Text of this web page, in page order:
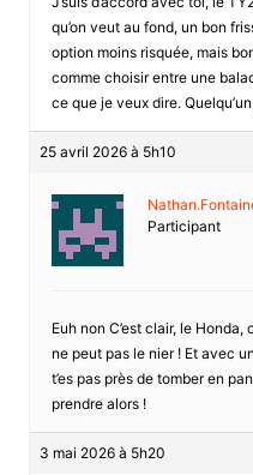
qu’on veut au fond, un bon
option moins risquée, mais
comme choisir entre une
ce que je veux dire.
25 avril 2026 à 5h10
Participant
Euh non C’est clair, le Honda,
ne peut pas le nier ! Et avec
t’es pas près de tomber en
prendre alors !
3 mai 2026 à 5h20